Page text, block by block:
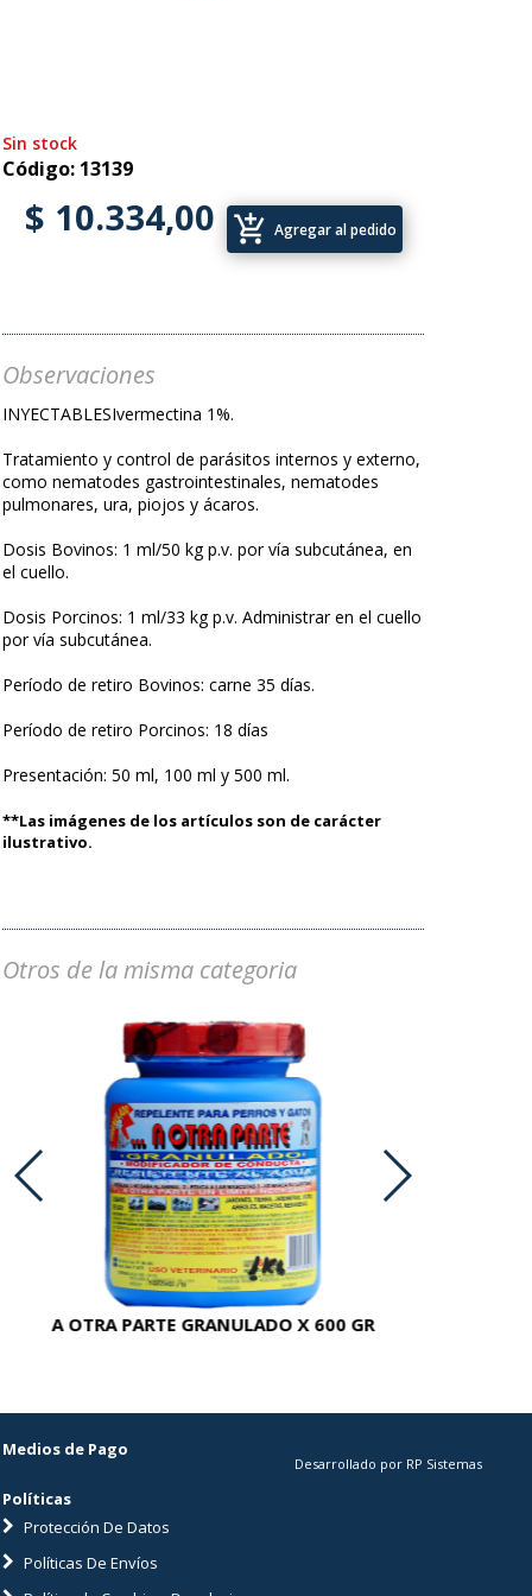
Sin stock
Código: 13139
$ 10.334,00 add_shopping_cart Agregar al pedido
Observaciones
INYECTABLESIvermectina 1%.
Tratamiento y control de parásitos internos y externo,
como nematodes gastrointestinales, nematodes
pulmonares, ura, piojos y ácaros.
Dosis Bovinos: 1 ml/50 kg p.v. por vía subcutánea, en
el cuello.
Dosis Porcinos: 1 ml/33 kg p.v. Administrar en el cuello
por vía subcutánea.
Período de retiro Bovinos: carne 35 días.
Período de retiro Porcinos: 18 días
Presentación: 50 ml, 100 ml y 500 ml.
**Las imágenes de los artículos son de carácter
ilustrativo.
Otros de la misma categoria
A OTRA PARTE GRANULADO X 600 GR
Medios de Pago
Políticas
Protección De Datos
Políticas De Envíos
Desarrollado por RP Sistemas